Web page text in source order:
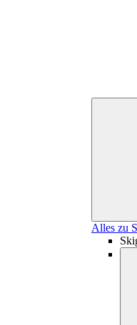
Alles zu